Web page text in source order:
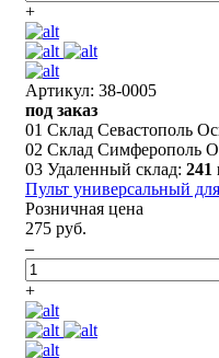
+
Артикул: 38-0005
под заказ
01 Склад Севастополь
02 Склад Симферополь
03 Удаленный склад:
Пульт универсальный
Розничная цена
275 руб.
–
+